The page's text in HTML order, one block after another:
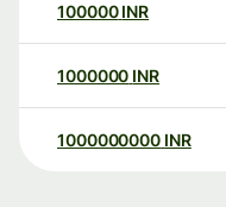
100000 INR
1000000 INR
1000000000 INR